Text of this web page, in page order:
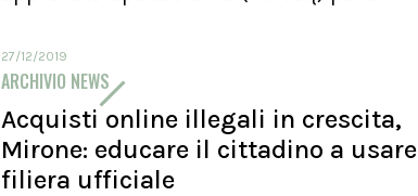
27/12/2019
ARCHIVIO NEWS
Acquisti online illegali in crescita,
Mirone: educare il cittadino a usare
filiera ufficiale